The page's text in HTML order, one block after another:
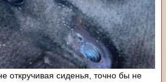
откручивая сиденья, точно бы не